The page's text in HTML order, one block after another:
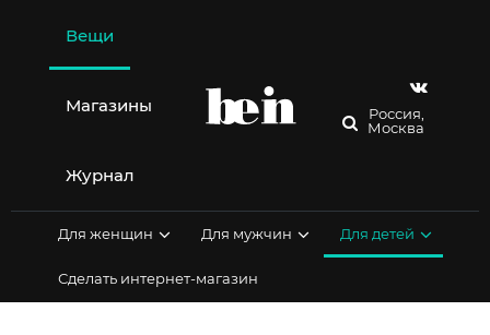
содержимому
Вещи
Магазины
Журнал
Россия,
Москва
Для женщин Для мужчин Для детей
Сделать интернет-магазин